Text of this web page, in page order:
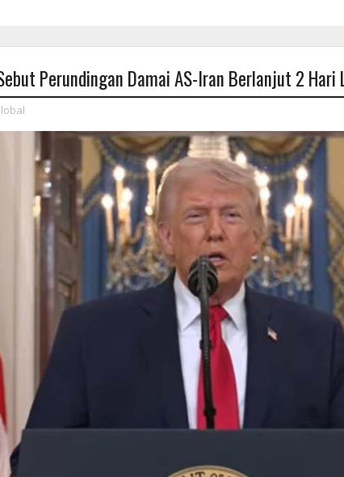
Perundingan Damai AS-Iran Berlanjut 2 Hari